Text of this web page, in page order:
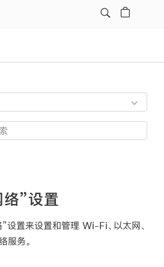
”设置
设置来设置和管理 Wi-Fi、以太网、
服务。